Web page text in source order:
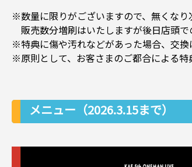
※数量に限りがございますので、無くなり
販売数分増刷はいたしますが後日店頭で
※特典に傷や汚れなどがあった場合、交換
※原則として、お客さまのご都合による特
メニュー（2026.3.15まで）